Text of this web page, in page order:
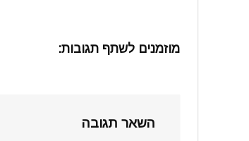
מוזמנים לשתף תגובות:
השאר תגובה